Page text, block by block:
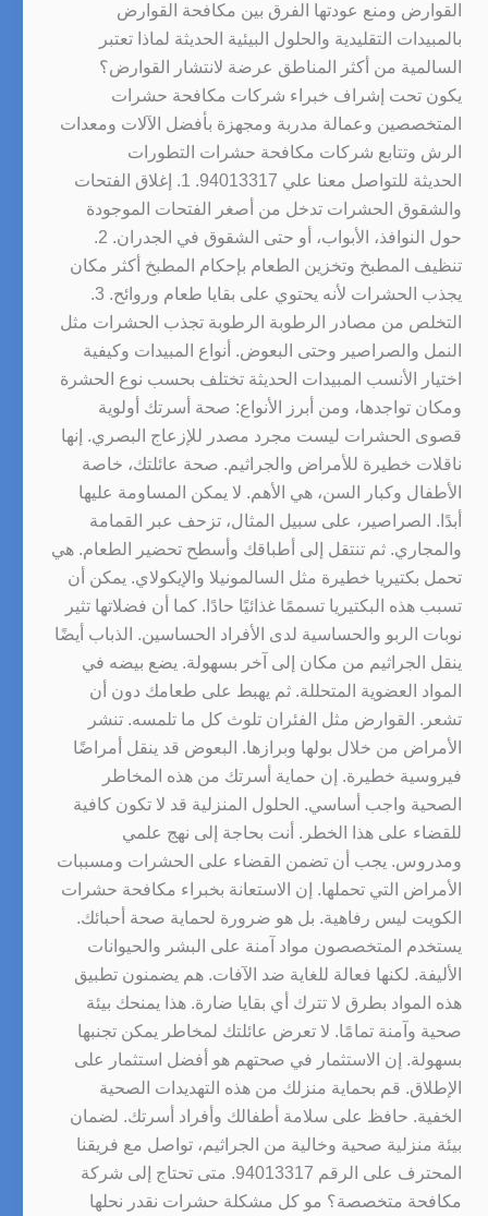
القوارض ومنع عودتها الفرق بين مكافحة القوارض
بالمبيدات التقليدية والحلول البيئية الحديثة لماذا تعتبر
السالمية من أكثر المناطق عرضة لانتشار القوارض؟
يكون تحت إشراف خبراء شركات مكافحة حشرات
المتخصصين وعمالة مدربة ومجهزة بأفضل الآلات ومعدات
الرش وتتابع شركات مكافحة حشرات التطورات
الحديثة للتواصل معنا علي 94013317. 1. إغلاق الفتحات
والشقوق الحشرات تدخل من أصغر الفتحات الموجودة
حول النوافذ، الأبواب، أو حتى الشقوق في الجدران. 2.
تنظيف المطبخ وتخزين الطعام بإحكام المطبخ أكثر مكان
يجذب الحشرات لأنه يحتوي على بقايا طعام وروائح. 3.
التخلص من مصادر الرطوبة الرطوبة تجذب الحشرات مثل
النمل والصراصير وحتى البعوض. أنواع المبيدات وكيفية
اختيار الأنسب المبيدات الحديثة تختلف بحسب نوع الحشرة
ومكان تواجدها، ومن أبرز الأنواع: صحة أسرتك أولوية
قصوى الحشرات ليست مجرد مصدر للإزعاج البصري. إنها
ناقلات خطيرة للأمراض والجراثيم. صحة عائلتك، خاصة
الأطفال وكبار السن، هي الأهم. لا يمكن المساومة عليها
أبدًا. الصراصير، على سبيل المثال، تزحف عبر القمامة
والمجاري. ثم تنتقل إلى أطباقك وأسطح تحضير الطعام. هي
تحمل بكتيريا خطيرة مثل السالمونيلا والإيكولاي. يمكن أن
تسبب هذه البكتيريا تسممًا غذائيًا حادًا. كما أن فضلاتها تثير
نوبات الربو والحساسية لدى الأفراد الحساسين. الذباب أيضًا
ينقل الجراثيم من مكان إلى آخر بسهولة. يضع بيضه في
المواد العضوية المتحللة. ثم يهبط على طعامك دون أن
تشعر. القوارض مثل الفئران تلوث كل ما تلمسه. تنشر
الأمراض من خلال بولها وبرازها. البعوض قد ينقل أمراضًا
فيروسية خطيرة. إن حماية أسرتك من هذه المخاطر
الصحية واجب أساسي. الحلول المنزلية قد لا تكون كافية
للقضاء على هذا الخطر. أنت بحاجة إلى نهج علمي
ومدروس. يجب أن تضمن القضاء على الحشرات ومسببات
الأمراض التي تحملها. إن الاستعانة بخبراء مكافحة حشرات
الكويت ليس رفاهية. بل هو ضرورة لحماية صحة أحبائك.
يستخدم المتخصصون مواد آمنة على البشر والحيوانات
الأليفة. لكنها فعالة للغاية ضد الآفات. هم يضمنون تطبيق
هذه المواد بطرق لا تترك أي بقايا ضارة. هذا يمنحك بيئة
صحية وآمنة تمامًا. لا تعرض عائلتك لمخاطر يمكن تجنبها
بسهولة. إن الاستثمار في صحتهم هو أفضل استثمار على
الإطلاق. قم بحماية منزلك من هذه التهديدات الصحية
الخفية. حافظ على سلامة أطفالك وأفراد أسرتك. لضمان
بيئة منزلية صحية وخالية من الجراثيم، تواصل مع فريقنا
المحترف على الرقم 94013317. متى تحتاج إلى شركة
مكافحة متخصصة؟ مو كل مشكلة حشرات نقدر نحلها